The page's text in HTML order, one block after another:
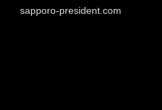
sapporo-president.com